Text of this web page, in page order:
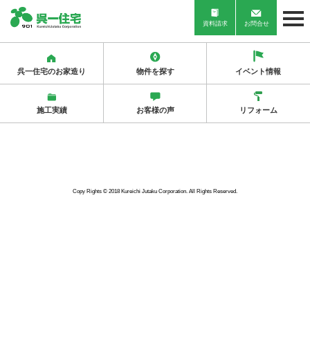
資料請求 お問合せ
呉一住宅のお家造り 物件を探す イベント情報
施工実績 お客様の声 リフォーム
Copy Rights © 2018 Kureichi Jutaku Corporation. All Rights Reserved.